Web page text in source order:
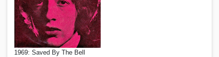
1969: Saved By The Bell